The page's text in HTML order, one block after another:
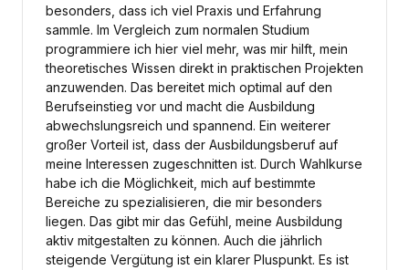
besonders, dass ich viel Praxis und Erfahrung
sammle. Im Vergleich zum normalen Studium
programmiere ich hier viel mehr, was mir hilft, mein
theoretisches Wissen direkt in praktischen Projekten
anzuwenden. Das bereitet mich optimal auf den
Berufseinstieg vor und macht die Ausbildung
abwechslungsreich und spannend. Ein weiterer
großer Vorteil ist, dass der Ausbildungsberuf auf
meine Interessen zugeschnitten ist. Durch Wahlkurse
habe ich die Möglichkeit, mich auf bestimmte
Bereiche zu spezialisieren, die mir besonders
liegen. Das gibt mir das Gefühl, meine Ausbildung
aktiv mitgestalten zu können. Auch die jährlich
steigende Vergütung ist ein klarer Pluspunkt. Es ist